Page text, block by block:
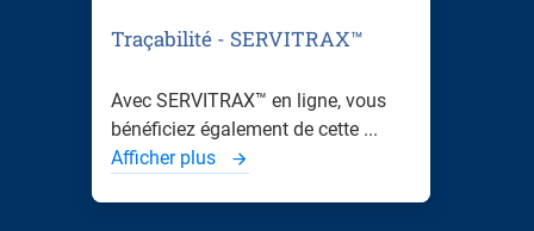
Traçabilité - SERVITRAX™
Avec SERVITRAX™ en ligne, vous
bénéficiez également de cette ...
Afficher plus